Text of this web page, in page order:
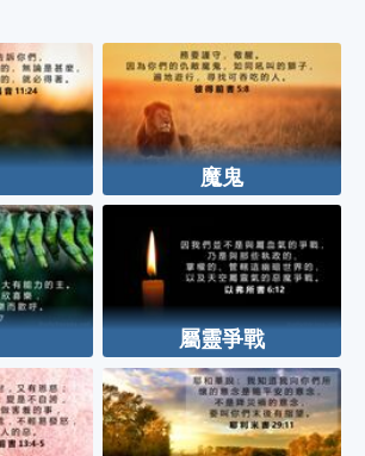
魔鬼
屬靈爭戰